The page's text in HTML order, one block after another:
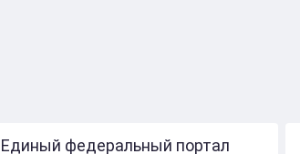
Единый федеральный портал